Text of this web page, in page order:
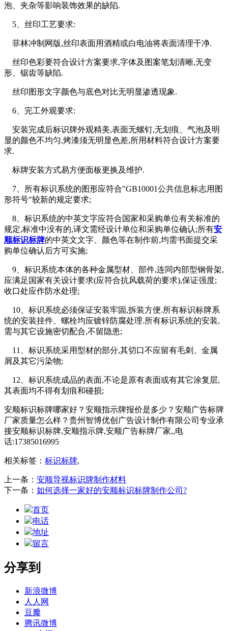
泡、夹杂等影响装饰效果的缺陷.
5、丝印工艺要求:
菲林冲制网版,丝印表面用酒精或白电油将表面清理干净.
丝印色彩要符合设计方案要求,字体及图案笔划清晰,无变
形、锯齿等缺陷.
丝印图形文字颜色与底色对比无明显渗透现象.
6、完工外观要求:
安装完成后标识牌外观精美,表面无螺钉,无划痕、气泡及明
显的颜色不均匀,烤漆须无明显色差,所用材料符合设计方案要
求.
标牌安装方式易方便面板更换及维护.
7、所有标识系统的图形应符合"GB10001公共信息标志用图
形符号"较新的规定要求;
8、标识系统的中英文字应符合国家和采购单位有关标准的
规定,标准中没有的,译文需经设计单位和采购单位确认;所有安
顺标识标牌的中英文文字、颜色等在制作前,均需书面提交采
购单位确认后方可实施;
9、标识系统本体的各种金属型材、部件,连同内部型钢骨架,
应满足国家有关设计要求(应符合抗风载荷的要求),保证强度;
收口处应作防水处理;
10、标识系统必须保证安装牢固,拆装方便.所有标识标牌系
统的安装挂件、螺栓均应镀锌防腐处理.所有标识系统的安装,
需与其它设施密切配合,不留隐患;
11、标识系统采用型材的部分,其切口不应留有毛刺、金属
屑及其它污染物;
12、标识系统成品的表面,不论是原有表面或有其它涂复层,
其表面均不得有划痕和碰损;
安顺标识标牌哪家好？安顺指示牌报价是多少？安顺广告标牌
厂家质量怎么样？贵州智博优创广告设计制作有限公司专业承
接安顺标识标牌,安顺指示牌,安顺广告标牌厂家,,电
话:17385016995
相关标签： 标识标牌,
上一条： 安顺导视标识牌制作材料
下一条： 如何选择一家好的安顺标识标牌制作公司?
首页
电话
地址
留言
分享到
新浪微博
人人网
豆瓣
腾讯微博